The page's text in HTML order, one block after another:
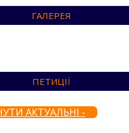
ГАЛЕРЕЯ
ПЕТИЦІЇ
АКТУАЛЬНІ -